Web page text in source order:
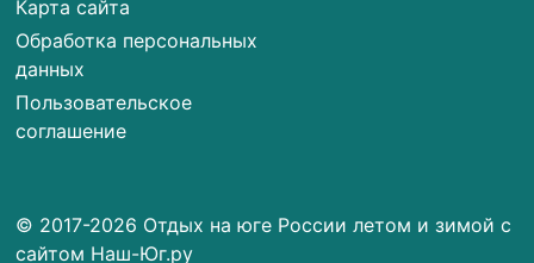
Карта сайта
Обработка персональных
данных
Пользовательское
соглашение
© 2017-2026 Отдых на юге России летом и зимой с
сайтом Наш-Юг.ру